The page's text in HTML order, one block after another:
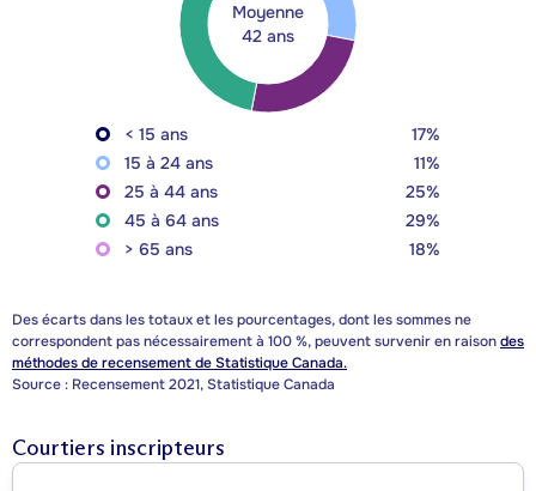
Moyenne
42 ans
< 15 ans
17%
15 à 24 ans
11%
25 à 44 ans
25%
45 à 64 ans
29%
> 65 ans
18%
Des écarts dans les totaux et les pourcentages, dont les sommes ne
correspondent pas nécessairement à 100 %, peuvent survenir en raisondes
méthodes de recensement de Statistique Canada.
Source : Recensement 2021, Statistique Canada
Courtiers inscripteurs